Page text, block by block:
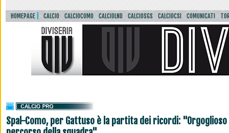
HOMEPAGE CALCIO CALCIOCOMO CALCIOLND CALCIOSGS CALCIOCSI COMUNICATI
Spal-Como, per Gattuso è la partita dei ricordi: "Orgoglioso